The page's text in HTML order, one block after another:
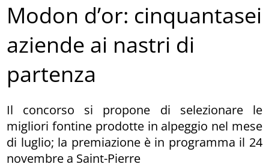
Modon d’or: cinquantasei
aziende ai nastri di
partenza
Il concorso si propone di selezionare le
migliori fontine prodotte in alpeggio nel mese
di luglio; la premiazione è in programma il 24
novembre a Saint-Pierre